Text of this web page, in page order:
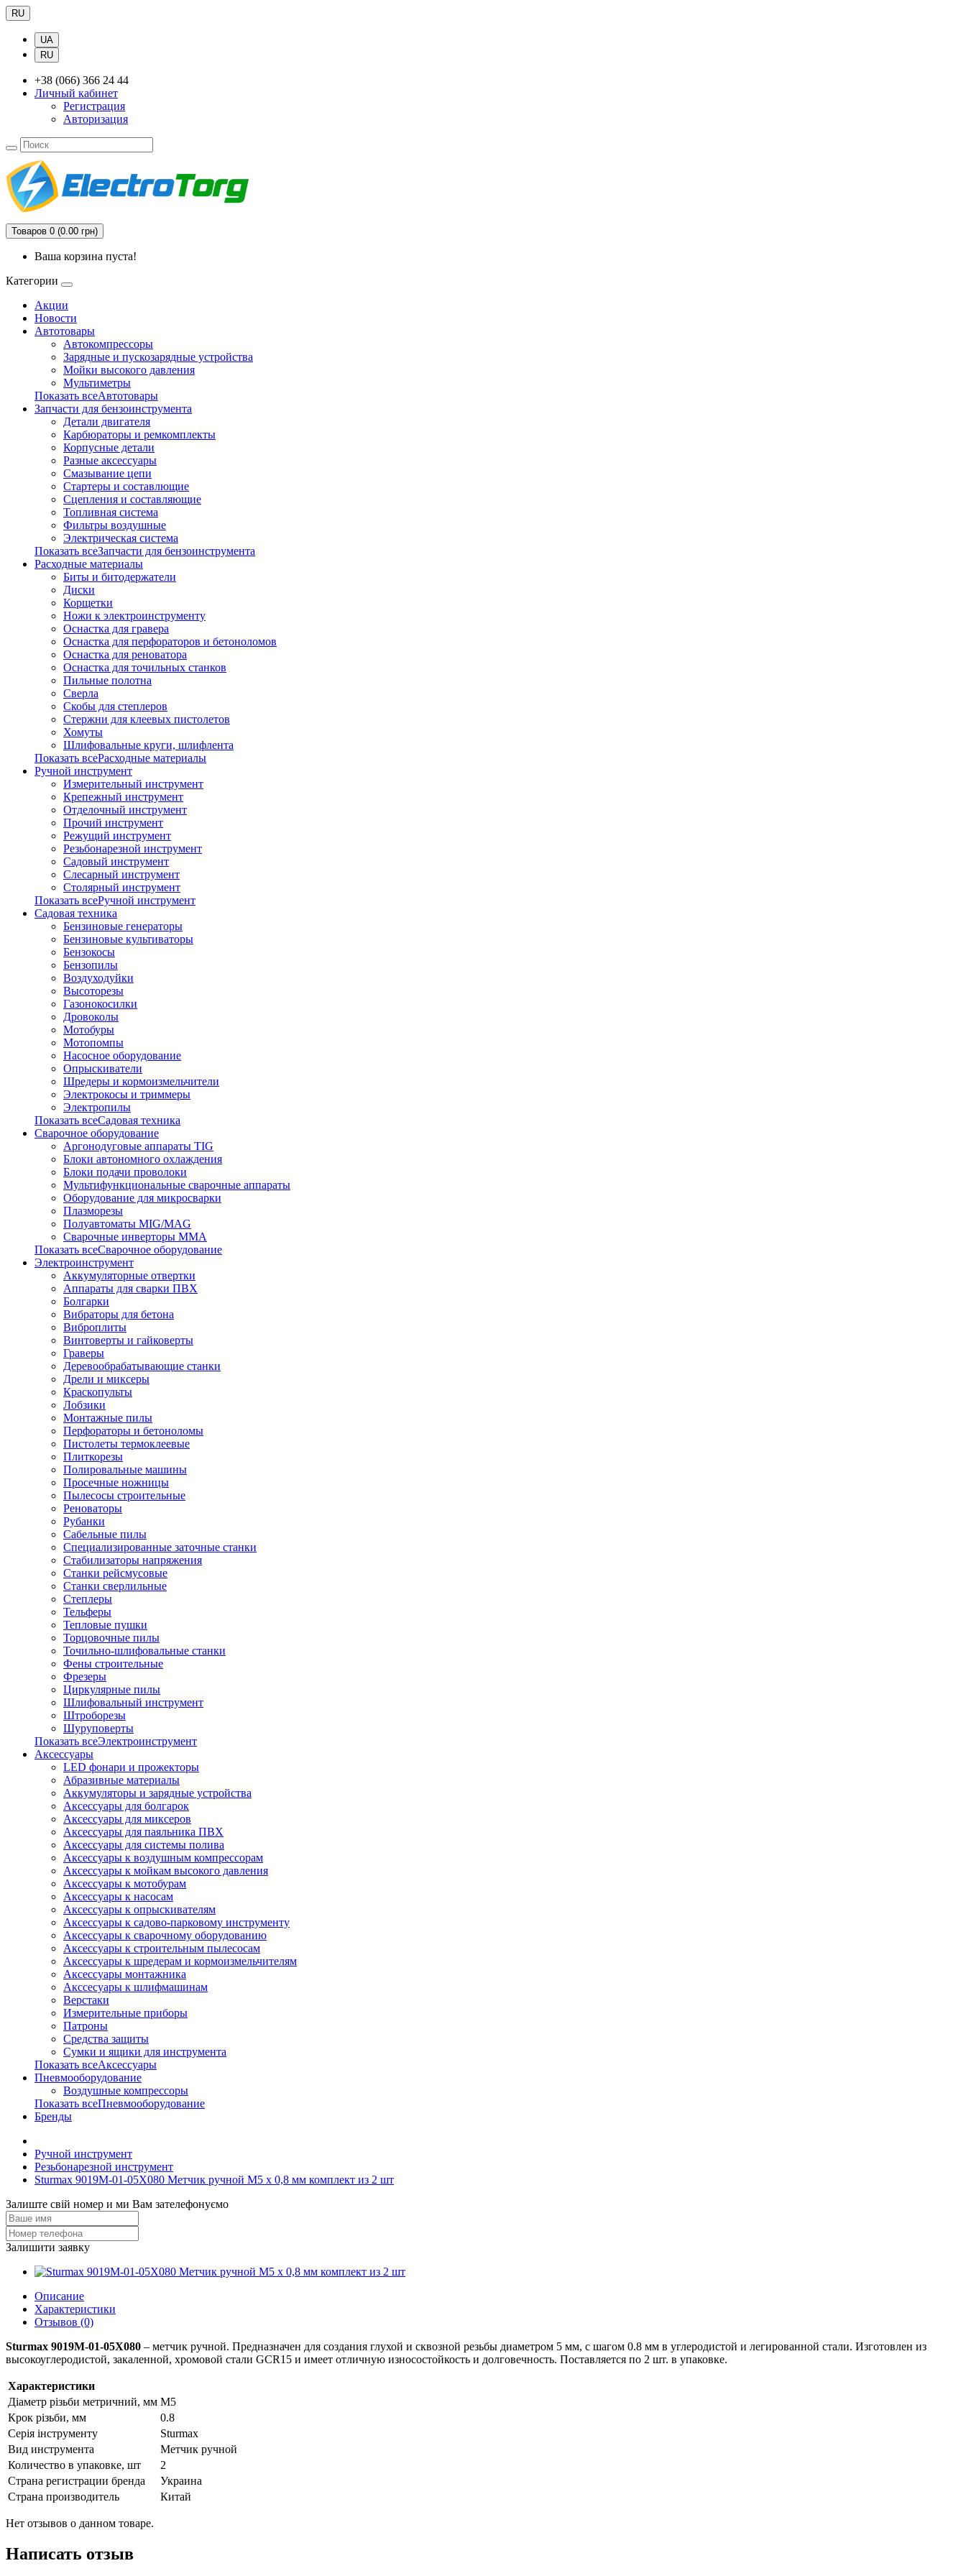
RU
UA
RU
+38 (066) 366 24 44
Личный кабинет
Регистрация
Авторизация
Товаров 0 (0.00 грн)
Ваша корзина пуста!
Категории
Акции
Новости
Автотовары
Автокомпрессоры
Зарядные и пускозарядные устройства
Мойки высокого давления
Мультиметры
Показать всеАвтотовары
Запчасти для бензоинструмента
Детали двигателя
Карбюраторы и ремкомплекты
Корпусные детали
Разные аксессуары
Смазывание цепи
Стартеры и составлющие
Сцепления и составляющие
Топливная система
Фильтры воздушные
Электрическая система
Показать всеЗапчасти для бензоинструмента
Расходные материалы
Биты и битодержатели
Диски
Корщетки
Ножи к электроинструменту
Оснастка для гравера
Оснастка для перфораторов и бетоноломов
Оснастка для реноватора
Оснастка для точильных станков
Пильные полотна
Сверла
Скобы для степлеров
Стержни для клеевых пистолетов
Хомуты
Шлифовальные круги, шлифлента
Показать всеРасходные материалы
Ручной инструмент
Измерительный инструмент
Крепежный инструмент
Отделочный инструмент
Прочий инструмент
Режущий инструмент
Резьбонарезной инструмент
Садовый инструмент
Слесарный инструмент
Столярный инструмент
Показать всеРучной инструмент
Садовая техника
Бензиновые генераторы
Бензиновые культиваторы
Бензокосы
Бензопилы
Воздуходуйки
Высоторезы
Газонокосилки
Дровоколы
Мотобуры
Мотопомпы
Насосное оборудование
Опрыскиватели
Шредеры и кормоизмельчители
Электрокосы и триммеры
Электропилы
Показать всеСадовая техника
Сварочное оборудование
Аргонодуговые аппараты TIG
Блоки автономного охлаждения
Блоки подачи проволоки
Мультифункциональные сварочные аппараты
Оборудование для микросварки
Плазморезы
Полуавтоматы MIG/MAG
Сварочные инверторы ММА
Показать всеСварочное оборудование
Электроинструмент
Аккумуляторные отвертки
Аппараты для сварки ПВХ
Болгарки
Вибраторы для бетона
Виброплиты
Винтоверты и гайковерты
Граверы
Деревообрабатывающие станки
Дрели и миксеры
Краскопульты
Лобзики
Монтажные пилы
Перфораторы и бетоноломы
Пистолеты термоклеевые
Плиткорезы
Полировальные машины
Просечные ножницы
Пылесосы строительные
Реноваторы
Рубанки
Сабельные пилы
Специализированные заточные станки
Стабилизаторы напряжения
Станки рейсмусовые
Станки сверлильные
Степлеры
Тельферы
Тепловые пушки
Торцовочные пилы
Точильно-шлифовальные станки
Фены строительные
Фрезеры
Циркулярные пилы
Шлифовальный инструмент
Штроборезы
Шуруповерты
Показать всеЭлектроинструмент
Аксессуары
LED фонари и прожекторы
Абразивные материалы
Аккумуляторы и зарядные устройства
Аксессуары для болгарок
Аксессуары для миксеров
Аксессуары для паяльника ПВХ
Аксессуары для системы полива
Аксессуары к воздушным компрессорам
Аксессуары к мойкам высокого давления
Аксессуары к мотобурам
Аксессуары к насосам
Аксессуары к опрыскивателям
Аксессуары к садово-парковому инструменту
Аксессуары к сварочному оборудованию
Аксессуары к строительным пылесосам
Аксессуары к шредерам и кормоизмельчителям
Аксессуары монтажника
Акссесуары к шлифмашинам
Верстаки
Измерительные приборы
Патроны
Средства защиты
Сумки и ящики для инструмента
Показать всеАксессуары
Пневмооборудование
Воздушные компрессоры
Показать всеПневмооборудование
Бренды
Ручной инструмент
Резьбонарезной инструмент
Sturmax 9019M-01-05X080 Метчик ручной М5 х 0,8 мм комплект из 2 шт
Залиште свій номер и ми Вам зателефонуємо
Залишити заявку
Описание
Характеристики
Отзывов (0)
Sturmax 9019M-01-05X080 – метчик ручной. Предназначен для создания глухой и сквозной резьбы диаметром 5 мм, с шагом 0.8 мм в углеродистой и легированной стали. Изготовлен из
высокоуглеродистой, закаленной, хромовой стали GCR15 и имеет отличную износостойкость и долговечность. Поставляется по 2 шт. в упаковке.
Характеристики
Діаметр різьби метричний, мм М5
Крок різьби, мм
0.8
Серія інструменту
Sturmax
Вид инструмента
Метчик ручной
Количество в упаковке, шт
2
Страна регистрации бренда
Украина
Страна производитель
Китай
Нет отзывов о данном товаре.
Написать отзыв